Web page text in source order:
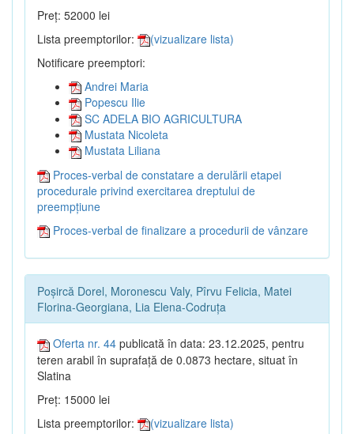
Preț: 52000 lei
Lista preemptorilor:
(vizualizare lista)
Notificare preemptori:
Andrei Maria
Popescu Ilie
SC ADELA BIO AGRICULTURA
Mustata Nicoleta
Mustata Liliana
Proces-verbal de constatare a derulării etapei
procedurale privind exercitarea dreptului de
preempțiune
Proces-verbal de finalizare a procedurii de vânzare
Poșircă Dorel, Moronescu Valy, Pîrvu Felicia, Matei
Florina-Georgiana, Lia Elena-Codruța
Oferta nr. 44 publicată în data: 23.12.2025, pentru
teren arabil în suprafață de 0.0873 hectare, situat în
Slatina
Preț: 15000 lei
Lista preemptorilor:
(vizualizare lista)